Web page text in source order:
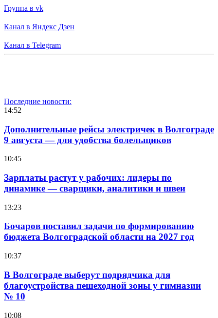
Группа в vk
Канал в Яндекс Дзен
Канал в Telegram
Последние новости:
14:52
Дополнительные рейсы электричек в Волгограде
9 августа — для удобства болельщиков
10:45
Зарплаты растут у рабочих: лидеры по
динамике — сварщики, аналитики и швеи
13:23
Бочаров поставил задачи по формированию
бюджета Волгоградской области на 2027 год
10:37
В Волгограде выберут подрядчика для
благоустройства пешеходной зоны у гимназии
№ 10
10:08